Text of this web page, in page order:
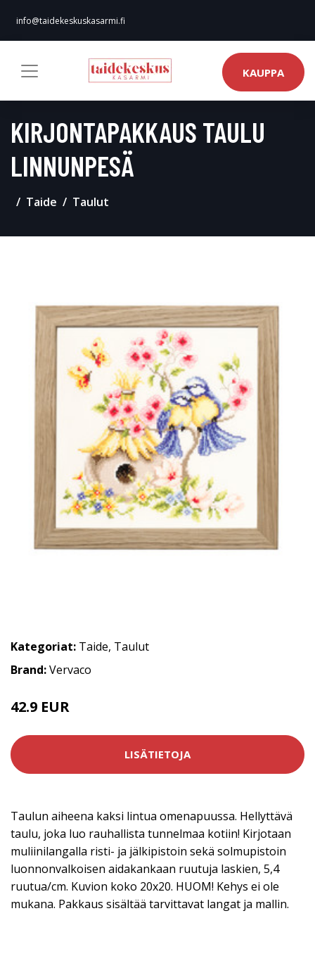
info@taidekeskuskasarmi.fi
KAUPPA
KIRJONTAPAKKAUS TAULU
LINNUNPESÄ
Taide Taulut
Kategoriat: Taide, Taulut
Brand:Vervaco
42.9 EUR
LISÄTIETOJA
Taulun aiheena kaksi lintua omenapuussa. Hellyttävä
taulu, joka luo rauhallista tunnelmaa kotiin! Kirjotaan
muliinilangalla risti- ja jälkipistoin sekä solmupistoin
luonnonvalkoisen aidakankaan ruutuja laskien, 5,4
ruutua/cm. Kuvion koko 20x20. HUOM! Kehys ei ole
mukana. Pakkaus sisältää tarvittavat langat ja mallin.